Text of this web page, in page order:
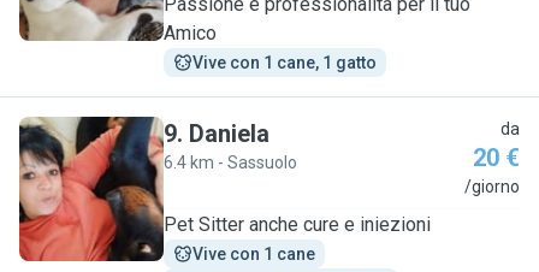
Amico
Vive con 1 cane, 1 gatto
D
9. Daniela
6.4 km - Sassuolo
da
20 €
/giorno
Pet Sitter anche cure e iniezioni
Vive con 1 cane